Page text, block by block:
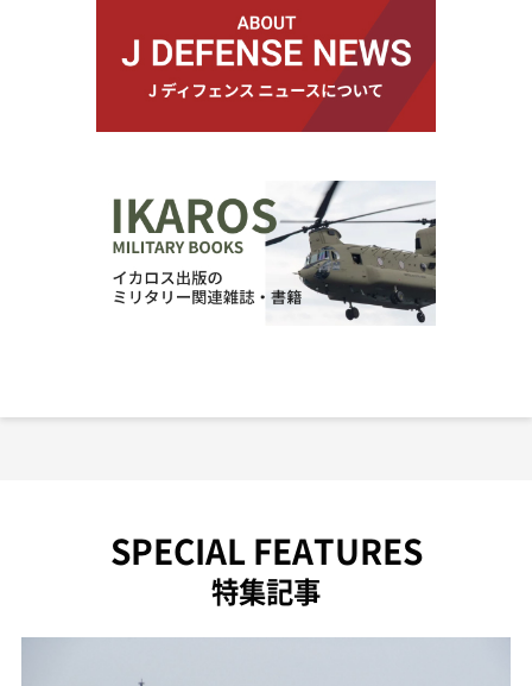
SPECIAL FEATURES
特集記事